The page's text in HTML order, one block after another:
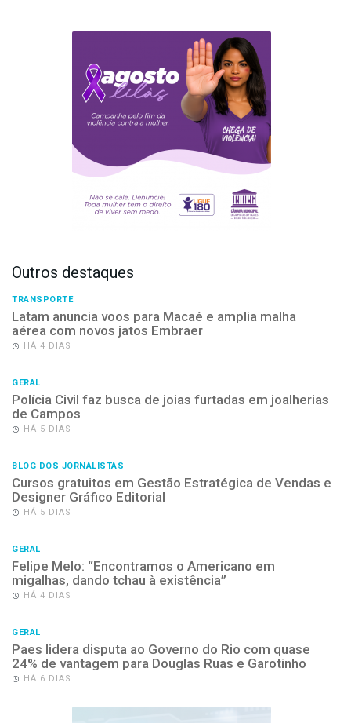
Outros destaques
TRANSPORTE
Latam anuncia voos para Macaé e amplia malha
aérea com novos jatos Embraer
HÁ 4 DIAS
GERAL
Polícia Civil faz busca de joias furtadas em joalherias
de Campos
HÁ 5 DIAS
BLOG DOS JORNALISTAS
Cursos gratuitos em Gestão Estratégica de Vendas e
Designer Gráfico Editorial
HÁ 5 DIAS
GERAL
Felipe Melo: “Encontramos o Americano em
migalhas, dando tchau à existência”
HÁ 4 DIAS
GERAL
Paes lidera disputa ao Governo do Rio com quase
24% de vantagem para Douglas Ruas e Garotinho
HÁ 6 DIAS